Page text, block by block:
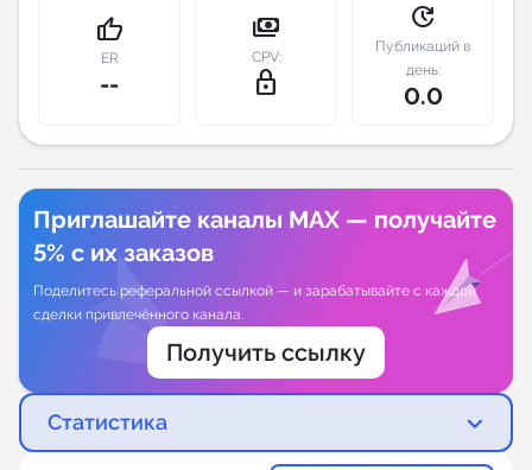
thumb_up
ER
--
payments
CPV:
lock_outline
update
Публикаций в
день:
0.0
Приглашайте каналы MAX — получайте
5% с их заказов
Поделитесь реферальной ссылкой — и зарабатывайте с каждой
сделки привлечённого канала.
Получить ссылку
Статистика